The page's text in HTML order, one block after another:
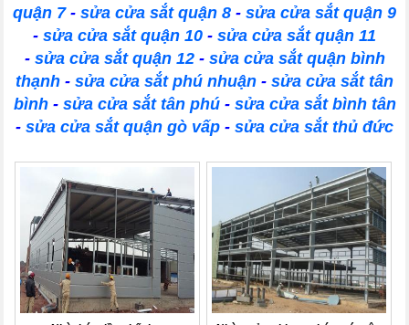
quận 7- sửa cửa sắt quận 8 - sửa cửa sắt quận 9
- sửa cửa sắt quận 10 - sửa cửa sắt quận 11
- sửa cửa sắt quận 12- sửa cửa sắt quận bình
thạnh - sửa cửa sắt phú nhuận - sửa cửa sắt tân
bình- sửa cửa sắt tân phú- sửa cửa sắt bình tân
- sửa cửa sắt quận gò vấp - sửa cửa sắt thủ đức